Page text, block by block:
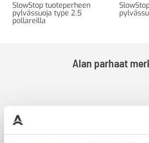
SlowStop tuoteperheen
pylvässuoja type 2.5
pollareilla
Alan parhaat